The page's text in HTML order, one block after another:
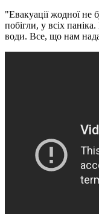
"Евакуації жодної не
побігли, у всіх
води. Все, що нам